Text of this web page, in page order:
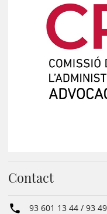
Contact
93 601 13 44 / 93